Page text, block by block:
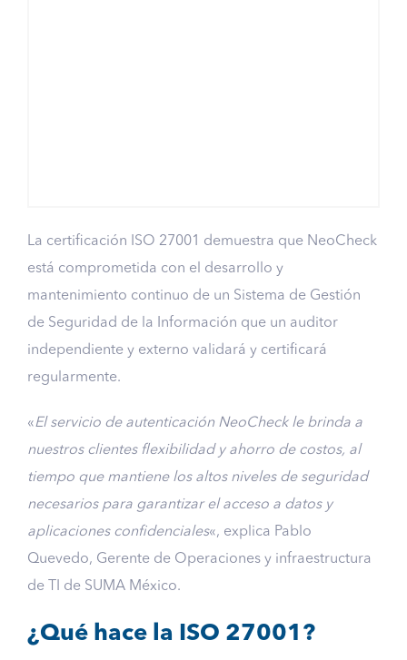
La certificación ISO 27001 demuestra que NeoCheck
está comprometida con el desarrollo y
mantenimiento continuo de un Sistema de Gestión
de Seguridad de la Información que un auditor
independiente y externo validará y certificará
regularmente.
«El servicio de autenticación NeoCheck le brinda a
nuestros clientes flexibilidad y ahorro de costos, al
tiempo que mantiene los altos niveles de seguridad
necesarios para garantizar el acceso a datos y
aplicaciones confidenciales«, explica Pablo
Quevedo, Gerente de Operaciones y infraestructura
de TI de SUMA México.
¿Qué hace la ISO 27001?